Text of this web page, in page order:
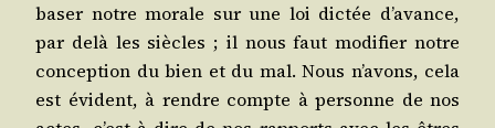
baser notre morale sur une loi dic­tée d’a­vance,
par delà les siècles ; il nous faut modi­fier notre
concep­tion du bien et du mal. Nous n’a­vons, cela
est évident, à rendre compte à per­sonne de nos